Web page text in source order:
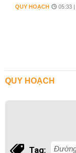
QUY HOẠCH 05:33 |
QUY HOẠCH
Tag: